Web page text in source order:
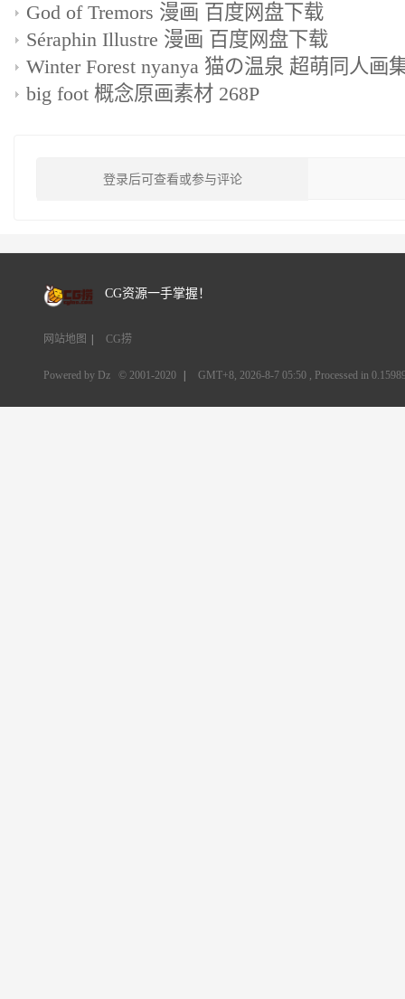
God of Tremors 漫画 百度网盘下载
Séraphin Illustre 漫画 百度网盘下载
big foot 概念原画素材 268P
登录后可查看或参与评论
CG资源一手掌握！
网站地图 CG捞
Powered by Dz © 2001-2020 GMT+8, 2026-8-7 05:50 , Processed in